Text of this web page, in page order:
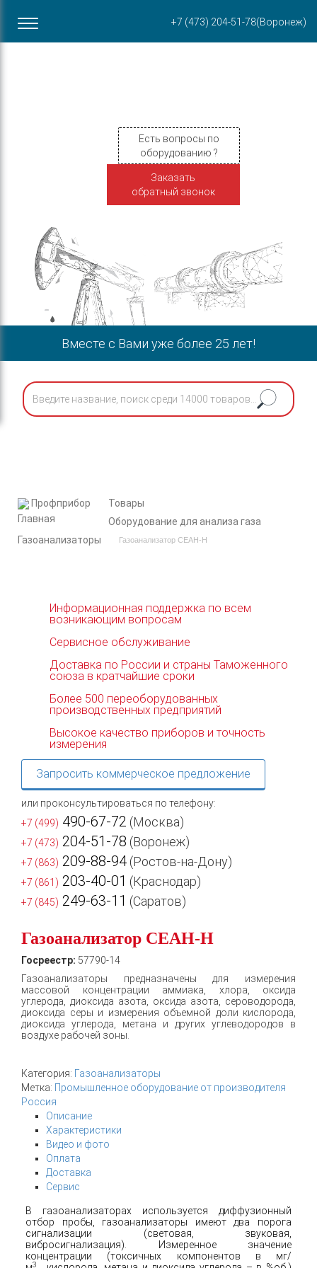
+7 (473) 204-51-78(Воронеж)
ул. Пирогова, 87Б
Есть вопросы по
оборудованию ?
Заказать
обратный звонок
Вместе с Вами уже более 25 лет!
Профприбор
Товары
Оборудование для анализа газа
Газоанализаторы
Газоанализатор СЕАН-Н
Информационная поддержка по всем
возникающим вопросам
Сервисное обслуживание
Доставка по России и страны Таможенного
союза в кратчайшие сроки
Более 500 переоборудованных
производственных предприятий
Высокое качество приборов и точность
измерения
Запросить коммерческое предложение
или проконсультироваться по телефону:
+7 (499) 490-67-72 (Москва)
+7 (473) 204-51-78 (Воронеж)
+7 (863) 209-88-94 (Ростов-на-Дону)
+7 (861) 203-40-01 (Краснодар)
+7 (845) 249-63-11 (Саратов)
Газоанализатор СЕАН-Н
Госреестр: 57790-14
Газоанализаторы предназначены для измерения
массовой концентрации аммиака, хлора, оксида
углерода, диоксида азота, оксида азота, сероводорода,
диоксида серы и измерения объемной доли кислорода,
диоксида углерода, метана и других углеводородов в
воздухе рабочей зоны.
Категория: Газоанализаторы
Метка: Промышленное оборудование от производителя
Россия
Описание
Характеристики
Видео и фото
Оплата
Доставка
Сервис
В газоанализаторах используется диффузионный
отбор пробы, газоанализаторы имеют два порога
сигнализации (световая, звуковая,
вибросигнализация). Измеренное значение
концентрации (токсичных компонентов в мг/
3